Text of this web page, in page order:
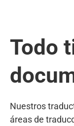
Todo
Nuestros
áreas de